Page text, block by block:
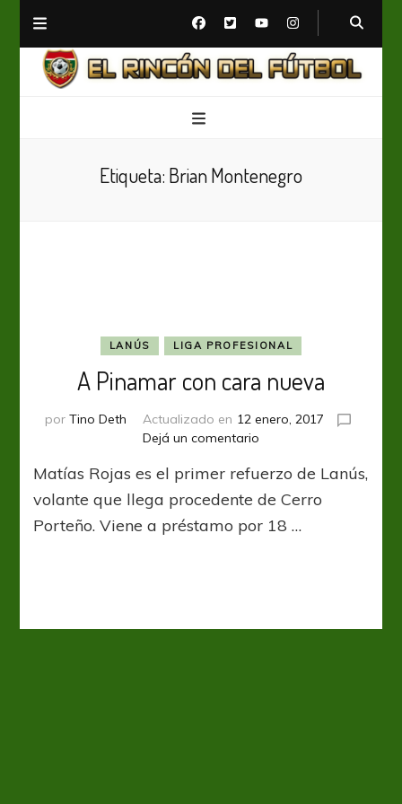
Etiqueta: Brian Montenegro
LANÚS LIGA PROFESIONAL
A Pinamar con cara nueva
por Tino Deth Actualizado en 12 enero, 2017
Dejá un comentario
Pinamar
con
nueva
Matías Rojas es el primer refuerzo de Lanús,
volante que llega procedente de Cerro
Porteño. Viene a préstamo por 18 …